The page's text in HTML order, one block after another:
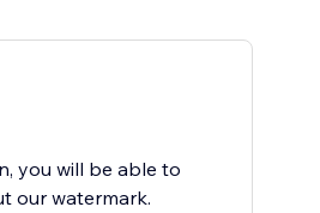
you will be able to
our watermark.